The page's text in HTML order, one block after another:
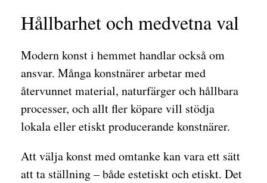
Hållbarhet och medvetna val
Modern konst i hemmet handlar också om
ansvar. Många konstnärer arbetar med
återvunnet material, naturfärger och hållbara
processer, och allt fler köpare vill stödja
lokala eller etiskt producerande konstnärer.
Att välja konst med omtanke kan vara ett sätt
att ta ställning – både estetiskt och etiskt. Det